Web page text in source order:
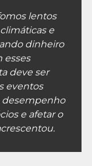
lentos
e
dinheiro
esses
deve ser
eventos
desempenho
e afetar o